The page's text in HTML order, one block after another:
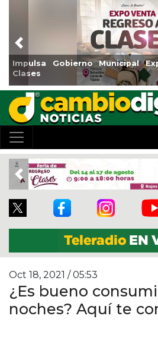
Reabrirá Coatzacoalcos la
Centro
Previous
Previous
Oct 18, 2021 / 05:53
¿Es bueno
noches? Aquí te